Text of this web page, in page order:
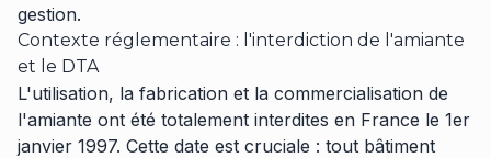
gestion.
Contexte réglementaire : l'interdiction de l'amiante
et le DTA
L'utilisation, la fabrication et la commercialisation de
l'amiante ont été totalement interdites en France le 1er
janvier 1997. Cette date est cruciale : tout bâtiment